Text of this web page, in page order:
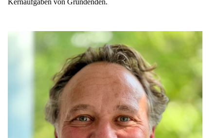
Kernaufgaben von Gründenden.